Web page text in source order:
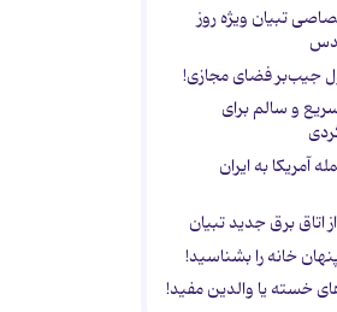
تبیان ویژه روز
جیب‌بر فضای مجازی!
و سالم برای
آمریکا به ایران
اتاق برق جدید تبیان
خانه را بشناسید!
خسته یا والدین مفید!